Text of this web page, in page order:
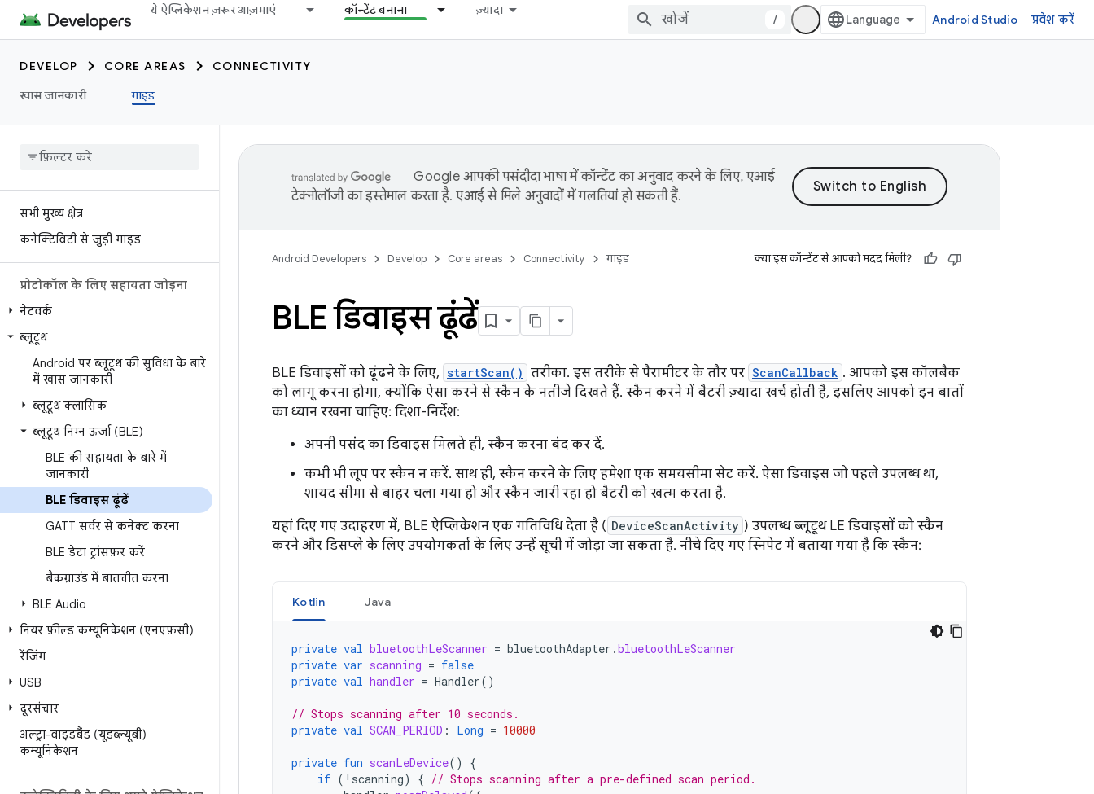
ये ऐप्लिकेशन ज़रूर आज़माएं कॉन्टेंट बनाना ज़्यादा
/ Android Studio प्रवेश करें
DEVELOP CORE AREAS
CONNECTIVITY
खास जानकारी
गाइड
सभी मुख्य क्षेत्र
कनेक्टिविटी से जुड़ी गाइड
प्रोटोकॉल के लिए सहायता जोड़ना
नेटवर्क
ब्लूटूथ
Android पर ब्लूटूथ की सुविधा के बारे
में खास जानकारी
ब्लूटूथ क्लासिक
ब्‍लूटूथ निम्‍न ऊर्जा (BLE)
BLE की सहायता के बारे में
जानकारी
BLE डिवाइस ढूंढें
GATT सर्वर से कनेक्ट करना
BLE डेटा ट्रांसफ़र करें
बैकग्राउंड में बातचीत करना
BLE Audio
नियर फ़ील्ड कम्यूनिकेशन (एनएफ़सी)
रेंजिंग
USB
दूरसंचार
अल्ट्रा-वाइडबैंड (यूडब्ल्यूबी)
कम्यूनिकेशन
Google आपकी पसंदीदा भाषा में कॉन्टेंट का अनुवाद करने के लिए, एआई
टेक्नोलॉजी का इस्तेमाल करता है. एआई से मिले अनुवादों में गलतियां हो सकती हैं.
Android Developers Develop Core areas Connectivity गाइड क्या इस कॉन्टेंट से आपको मदद मिली?
BLE डिवाइस ढूंढें
BLE डिवाइसों को ढूंढने के लिए, startScan() तरीका. इस तरीके से पैरामीटर के तौर पर ScanCallback . आपको इस कॉलबैक
को लागू करना होगा, क्योंकि ऐसा करने से स्कैन के नतीजे दिखते हैं. स्कैन करने में बैटरी ज़्यादा खर्च होती है, इसलिए आपको इन बातों
का ध्यान रखना चाहिए: दिशा-निर्देश:
अपनी पसंद का डिवाइस मिलते ही, स्कैन करना बंद कर दें.
कभी भी लूप पर स्कैन न करें. साथ ही, स्कैन करने के लिए हमेशा एक समयसीमा सेट करें. ऐसा डिवाइस जो पहले उपलब्ध था,
शायद सीमा से बाहर चला गया हो और स्कैन जारी रहा हो बैटरी को खत्म करता है.
यहां दिए गए उदाहरण में, BLE ऐप्लिकेशन एक गतिविधि देता है ( DeviceScanActivity ) उपलब्ध ब्लूटूथ LE डिवाइसों को स्कैन
करने और डिसप्ले के लिए उपयोगकर्ता के लिए उन्हें सूची में जोड़ा जा सकता है. नीचे दिए गए स्निपेट में बताया गया है कि स्कैन:
Kotlin Java
private val bluetoothLeScanner = bluetoothAdapter .bluetoothLeScanner
private var scanning = false
private val handler = Handler()
// Stops scanning after 10 seconds.
private val SCAN_PERIOD : Long = 10000
private fun scanLeDevice()
{
if ( ! scanning) { // Stops scanning after a pre-defined scan period.